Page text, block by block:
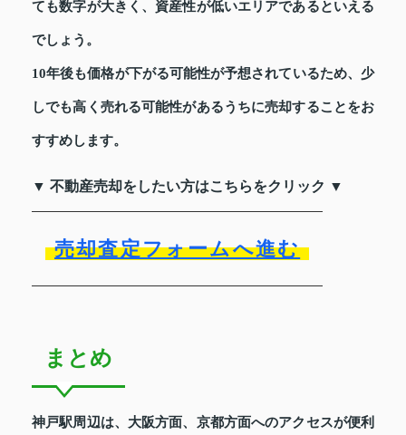
ても数字が大きく、資産性が低いエリアであるといえる
でしょう。
10年後も価格が下がる可能性が予想されているため、少
しでも高く売れる可能性があるうちに売却することをお
すすめします。
▼ 不動産売却をしたい方はこちらをクリック ▼
売却査定フォームへ進む
まとめ
神戸駅周辺は、大阪方面、京都方面へのアクセスが便利